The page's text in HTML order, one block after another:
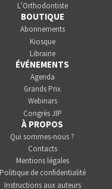
L’Orthodontiste
BOUTIQUE
Abonnements
Kiosque
Librairie
ÉVÉNEMENTS
Agenda
Grands Prix
Webinars
Congrès JIP
À PROPOS
Qui sommes-nous ?
Contacts
Mentions légales
Politique de confidentialité
Instructions aux auteurs